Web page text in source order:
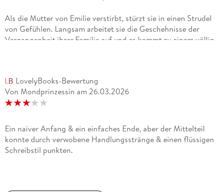
Als die Mutter von Emilie verstirbt, stürzt sie in einen Strudel
von Gefühlen. Langsam arbeitet sie die Geschehnisse der
Vergangenheit ihrer Familie auf und es kommt zu einem völlig
Ich habe dieses Buch lange im Regal stehen gehabt und bin
froh, dass ich es nun endlich zur Hand genommen habe. Ich
habe die Lektüre sehr genossen und kann das Buch nur
LovelyBooks-Bewertung
Von Mondprinzessin am 26.03.2026
Ein naiver Anfang & ein einfaches Ende, aber der Mittelteil
konnte durch verwobene Handlungsstränge & einen flüssigen
Schreibstil punkten.